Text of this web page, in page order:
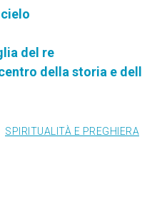
del re
della storia e
SPIRITUALITÀ E PREGHIERA